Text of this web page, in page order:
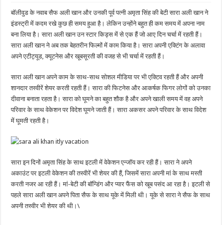
बॉलीवुड के नवाब सैफ अली खान और उनकी पूर्व पत्नी अमृता सिंह की बेटी सारा अली खान ने
इंडस्ट्री में कदम रखे कुछ ही समय हुआ है। लेकिन उन्होंने बहुत ही कम समय में अपना नाम
बना लिया है। सारा अली खान उन स्टार किड्स में से एक हैं जो आए दिन चर्चा में रहती हैं।
सारा अली खान ने अब तक बेहतरीन फिल्मों में काम किया है। सारा अपनी एक्टिंग के अलावा
अपने एटीट्यूड, क्यूटनेस और खूबसूरती की वजह से भी चर्चा में रहती हैं।
सारा अली खान अपने काम के साथ-साथ सोशल मीडिया पर भी एक्टिव रहती हैं और अपनी
शानदार तस्वीरें शेयर करती रहती हैं। सारा की फिटनेस और आकर्षक फिगर लोगों को उनका
दीवाना बनाता रहता है। सारा को घूमने का बहुत शौक है और अपने खाली समय में वह अपने
परिवार के साथ वेकेशन पर विदेश घूमने जाती हैं। सारा अकसर अपने परिवार के साथ विदेश
में घूमती रहती है।
सारा इन दिनों अमृता सिंह के साथ इटली में वेकेशन एन्जॉय कर रही हैं। सारा ने अपने
अकाउंट पर इटली वेकेशन की तस्वीरें भी शेयर की हैं, जिसमें सारा अपनी मां के साथ मस्ती
करती नजर आ रही हैं। मां-बेटी की बॉन्डिंग और प्यार फैंस को खूब पसंद आ रहा है। इटली से
पहले सारा अली खान अपने पिता सैफ के साथ यूके में मिली थी। यूके से सारा ने सैफ के साथ
अपनी तस्वीर भी शेयर की थी।\